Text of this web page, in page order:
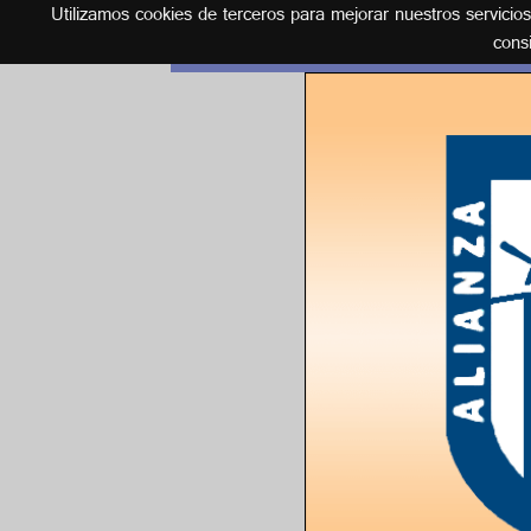
Utilizamos cookies de terceros para mejorar nuestros
Español